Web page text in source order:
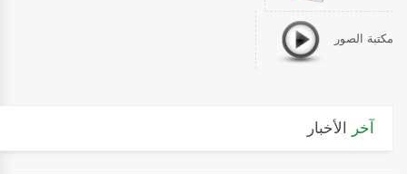
مكتبة الصور
آخر الأخبار